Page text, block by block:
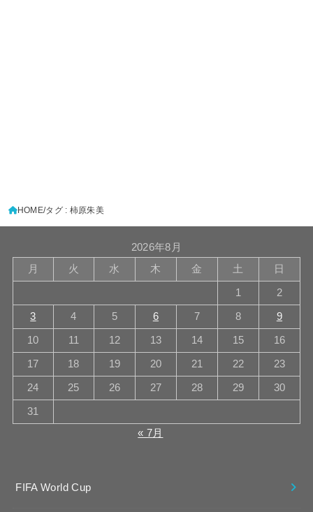
HOME タグ : 柿原朱美
2026年8月
月
火 水 木 金 土 日
1 2
3 4 5 6 7 8 9
10 11 12 13 14 15 16
17 18 19 20 21 22 23
24 25 26 27 28 29 30
31
« 7月
FIFA World Cup